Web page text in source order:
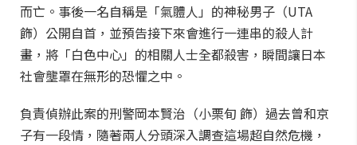
而亡。事後一名自稱是「氣體人」的神秘男子（UTA
飾）公開自首，並預告接下來會進行一連串的殺人計
畫，將「白色中心」的相關人士全都殺害，瞬間讓日本
社會壟罩在無形的恐懼之中。
負責偵辦此案的刑警岡本賢治（小栗旬 飾）過去曾和京
子有一段情，隨著兩人分頭深入調查這場超自然危機，